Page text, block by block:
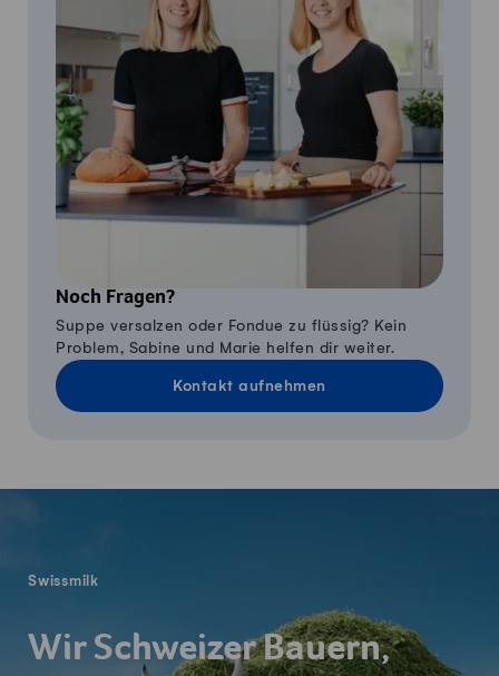
Noch Fragen?
Suppe versalzen oder Fondue zu flüssig? Kein
Problem, Sabine und Marie helfen dir weiter.
Kontakt aufnehmen
Swissmilk
Wir Schweizer Bauern,